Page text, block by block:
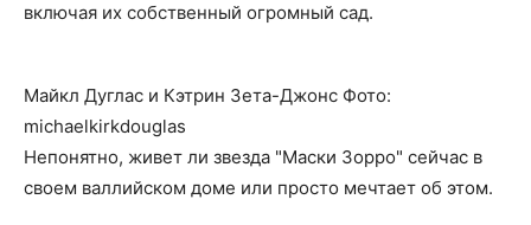
включая их собственный огромный сад.
Майкл Дуглас и Кэтрин Зета-Джонс Фото:
michaelkirkdouglas
Непонятно, живет ли звезда "Маски Зорро" сейчас в
своем валлийском доме или просто мечтает об этом.